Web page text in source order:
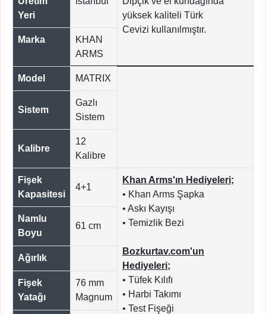
Yeri
yüksek kaliteli Türk
Cevizi kullanılmıştır.
Marka
KHAN
ARMS
Model MATRIX
Sistem
Gazlı
Sistem
Kalibre
12
Kalibre
Fişek
Kapasitesi
4+1
Khan Arms'ın Hediyeleri;
• Khan Arms Şapka
• Askı Kayışı
• Temizlik Bezi
Bozkurtav.com'un
Hediyeleri;
• Tüfek Kılıfı
• Harbi Takımı
• Test Fişeği
Namlu
Boyu
61 cm
Ağırlık
Fişek
Yatağı
76 mm
Magnum